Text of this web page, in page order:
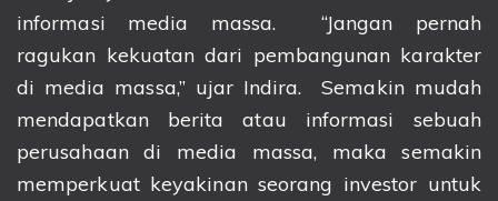
informasi media massa. “Jangan pernah
ragukan kekuatan dari pembangunan karakter
di media massa,” ujar Indira. Semakin mudah
mendapatkan berita atau informasi sebuah
perusahaan di media massa, maka semakin
memperkuat keyakinan seorang investor untuk